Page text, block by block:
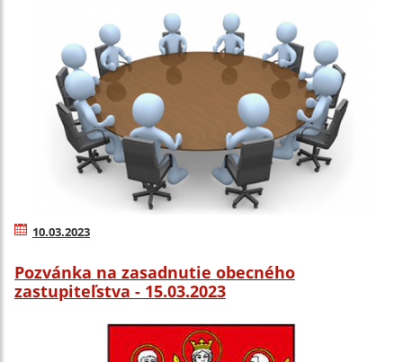
10.03.2023
Pozvánka na zasadnutie obecného
zastupiteľstva - 15.03.2023